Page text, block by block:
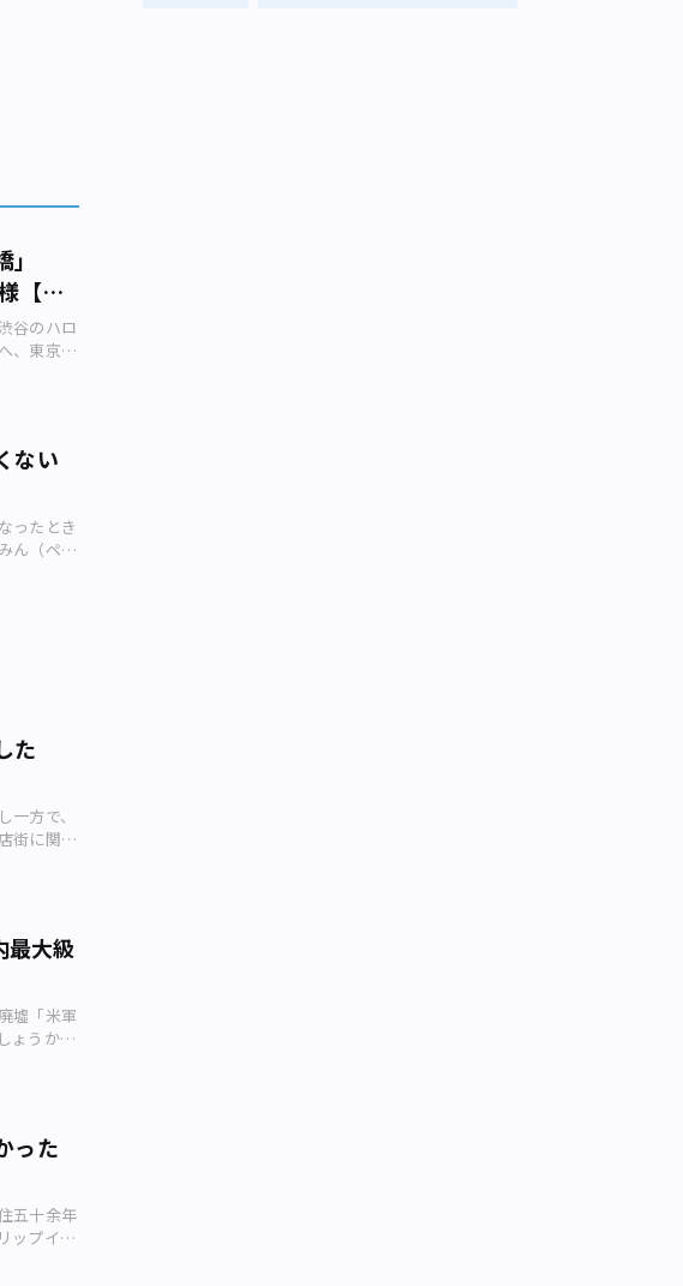
【連
谷のハロ
、東京を
介した
ロウィ
店街ほか
店街 3.
らお菓子
子どもた
ら実に
る）。
板橋駅
ていま
まる使
き流行
ったの
れ、義
歩く。そ
っちゅ
でしか
と仲宿商
） さて、
。 初め
の入り口
。 ちな
道が、
、商店街
じつは板
域なの
ない
ったとき
ん（ペン
るイラ
を描
らツイ
やきに
早いで
私は日
イッタ
すか？
ッター
しまう
人たち
過ぎた
たおか
てくれ
た
方で、
街に関す
区は、
真
もお財
をご存
。 商店
る、いわ
た一部
す。 そ
生活に
民が多
くから
ケースが
抑えられ
なバラ
ちな東
最大級
墟「米軍
ょうか。
に加え
ど、見
になる
部や島
界、米軍
の憩いの
、前方
った
五十余年
ップイラ